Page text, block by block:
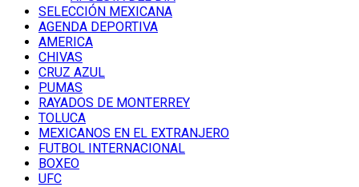
SELECCIÓN MEXICANA
AGENDA DEPORTIVA
AMERICA
CHIVAS
CRUZ AZUL
PUMAS
RAYADOS DE MONTERREY
TOLUCA
MEXICANOS EN EL EXTRANJERO
FUTBOL INTERNACIONAL
BOXEO
UFC